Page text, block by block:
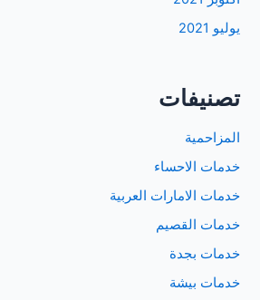
يوليو 2021
تصنيفات
المزاحمية
خدمات الاحساء
خدمات الامارات العربية
خدمات القصيم
خدمات بجدة
خدمات بيشة